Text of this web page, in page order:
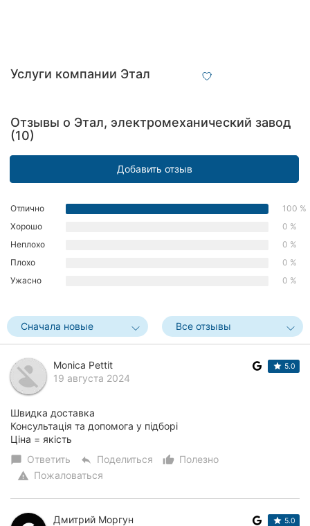
Кропивницкий
Тернополь
Хмельницкий
Одесса
Харьков
Запорожье
Днепр
Львов
Кривой
Рог
Услуги компании Этал
Отзывы о Этал, электромеханический завод
(10)
Добавить отзыв
Отлично
100 %
Хорошо
0 %
Неплохо
0 %
Плохо
0 %
Ужасно
0 %
Сначала новые Все отзывы
Monica Pettit
19 августа 2024
5.0
Швидка доставка
Консультація та допомога у підборі
Ціна = якість
chat_bubble Ответить reply Поделиться thumb_up_alt
Полезно
warning Пожаловаться
Дмитрий Моргун
5.0